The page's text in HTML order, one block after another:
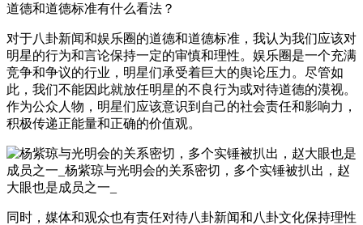
道德和道德标准有什么看法？
对于八卦新闻和娱乐圈的道德和道德标准，我认为我们应该对
明星的行为和言论保持一定的审慎和理性。娱乐圈是一个充满
竞争和争议的行业，明星们承受着巨大的舆论压力。尽管如
此，我们不能因此就放任明星的不良行为或对待道德的漠视。
作为公众人物，明星们应该意识到自己的社会责任和影响力，
积极传递正能量和正确的价值观。
同时，媒体和观众也有责任对待八卦新闻和八卦文化保持理性